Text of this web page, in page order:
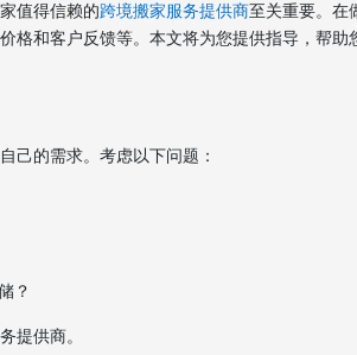
值得信赖的跨境搬家服务提供商至关重要。在
格和客户反馈等。本文将为您提供指导，帮
己的需求。考虑以下问题：
？
提供商。